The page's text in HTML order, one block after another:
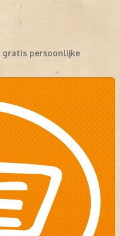
gratis persoonlijke